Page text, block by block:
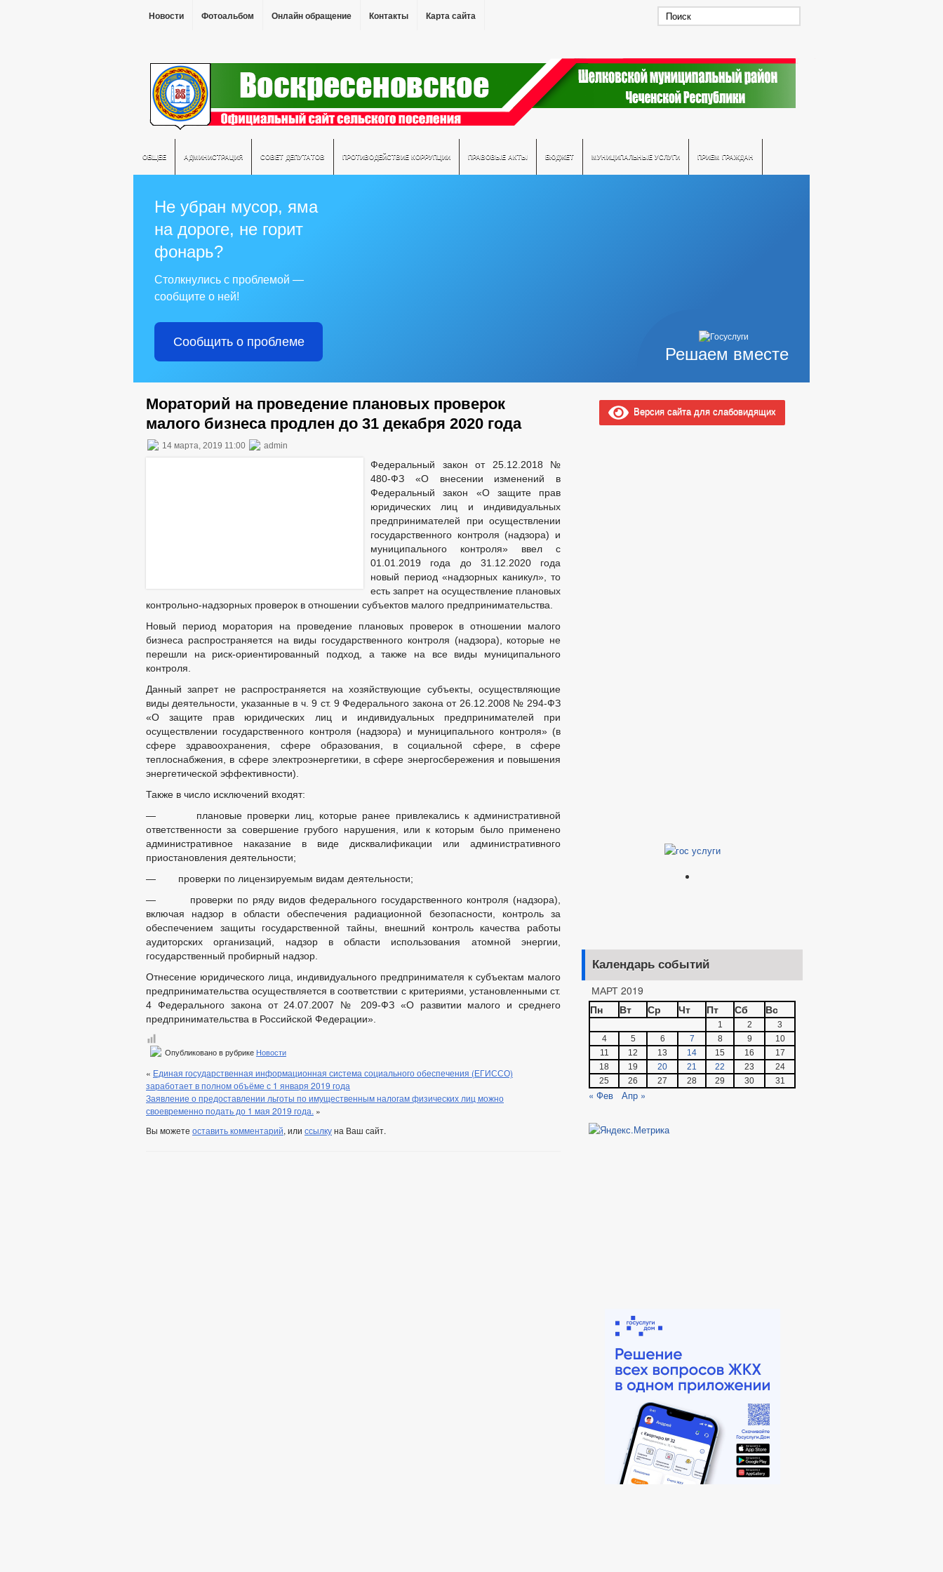
Новости Фотоальбом Онлайн обращение Контакты Карта сайта
ОБЩЕЕ АДМИНИСТРАЦИЯ СОВЕТ ДЕПУТАТОВ ПРОТИВОДЕЙСТВИЕ КОРРУПЦИИ ПРАВОВЫЕ АКТЫ БЮДЖЕТ МУНИЦИПАЛЬНЫЕ УСЛУГИ ПРИЕМ ГРАЖДАН
Решаем вместе
Не убран мусор, яма
на дороге, не горит
фонарь?
Столкнулись с проблемой —
сообщите о ней!
Сообщить о проблеме
Мораторий на проведение плановых проверок
малого бизнеса продлен до 31 декабря 2020 года
14 марта, 2019 11:00 admin
Федеральный закон от 25.12.2018 №
480-ФЗ «О внесении изменений в
Федеральный закон «О защите прав
юридических лиц и индивидуальных
предпринимателей при осуществлении
государственного контроля (надзора) и
муниципального контроля» ввел с
01.01.2019 года до 31.12.2020 года
новый период «надзорных каникул», то
есть запрет на осуществление плановых
контрольно-надзорных проверок в отношении субъектов малого предпринимательства.
Новый период моратория на проведение плановых проверок в отношении малого
бизнеса распространяется на виды государственного контроля (надзора), которые не
перешли на риск-ориентированный подход, а также на все виды муниципального
контроля.
Данный запрет не распространяется на хозяйствующие субъекты, осуществляющие
виды деятельности, указанные в ч. 9 ст. 9 Федерального закона от 26.12.2008 № 294-ФЗ
«О защите прав юридических лиц и индивидуальных предпринимателей при
осуществлении государственного контроля (надзора) и муниципального контроля» (в
сфере здравоохранения, сфере образования, в социальной сфере, в сфере
теплоснабжения, в сфере электроэнергетики, в сфере энергосбережения и повышения
энергетической эффективности).
Также в число исключений входят:
— плановые проверки лиц, которые ранее привлекались к административной
ответственности за совершение грубого нарушения, или к которым было применено
административное наказание в виде дисквалификации или административного
приостановления деятельности;
— проверки по лицензируемым видам деятельности;
— проверки по ряду видов федерального государственного контроля (надзора),
включая надзор в области обеспечения радиационной безопасности, контроль за
обеспечением защиты государственной тайны, внешний контроль качества работы
аудиторских организаций, надзор в области использования атомной энергии,
государственный пробирный надзор.
Отнесение юридического лица, индивидуального предпринимателя к субъектам малого
предпринимательства осуществляется в соответствии с критериями, установленными ст.
4 Федерального закона от 24.07.2007 № 209-ФЗ «О развитии малого и среднего
предпринимательства в Российской Федерации».
Опубликовано в рубрике Новости
« Единая государственная информационная система социального обеспечения (ЕГИССО)
заработает в полном объёме с 1 января 2019 года
Заявление о предоставлении льготы по имущественным налогам физических лиц можно
своевременно подать до 1 мая 2019 года. »
Вы можете оставить комментарий, или ссылкуна Ваш сайт.
Версия сайта для слабовидящих
Календарь событий
МАРТ 2019
Пн
Вт Ср Чт Пт Сб Вс
1 2
3
4
5 6 7 8 9
10
11
12 13 14 15 16
17
18
19 20 21 22 23
24
25
26 27 28 29 30 31
« Фев Апр »